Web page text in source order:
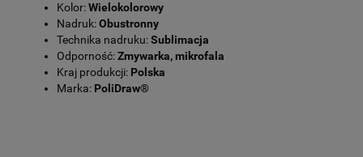
Kolor:Wielokolorowy
Nadruk:Obustronny
Technika nadruku:Sublimacja
Odporność:Zmywarka, mikrofala
Kraj produkcji: Polska
Marka: PoliDraw®